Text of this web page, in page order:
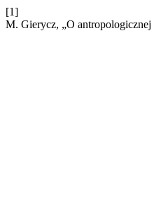
[1]
M. Gierycz, „O